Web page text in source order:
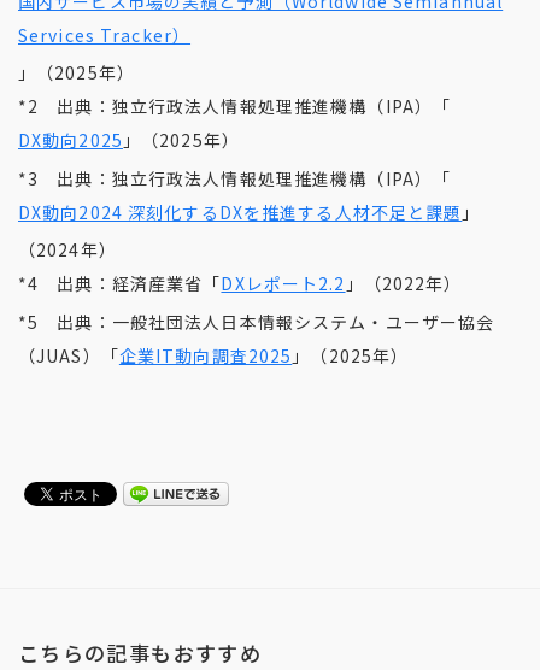
Services Tracker）
」（2025年）
*2 出典：独立行政法人情報処理推進機構（IPA）「
DX動向2025 」（2025年）
*3 出典：独立行政法人情報処理推進機構（IPA）「
DX動向2024 深刻化するDXを推進する人材不足と課題 」
（2024年）
*4 出典：経済産業省「DXレポート2.2 」（2022年）
*5 出典：一般社団法人日本情報システム・ユーザー協会
（JUAS）「企業IT動向調査2025 」（2025年）
こちらの記事もおすすめ